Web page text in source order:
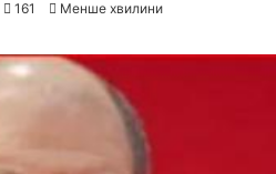
161 Менше хвилини